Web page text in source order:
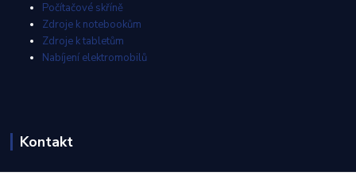
Počítačové skříně
Zdroje k notebookům
Zdroje k tabletům
Nabíjení elektromobilů
Kontakt